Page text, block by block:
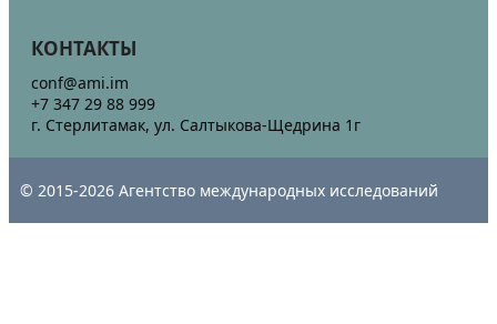
КОНТАКТЫ
conf@ami.im
+7 347 29 88 999
г. Стерлитамак, ул. Салтыкова-Щедрина 1г
© 2015-2026 Агентство международных исследований